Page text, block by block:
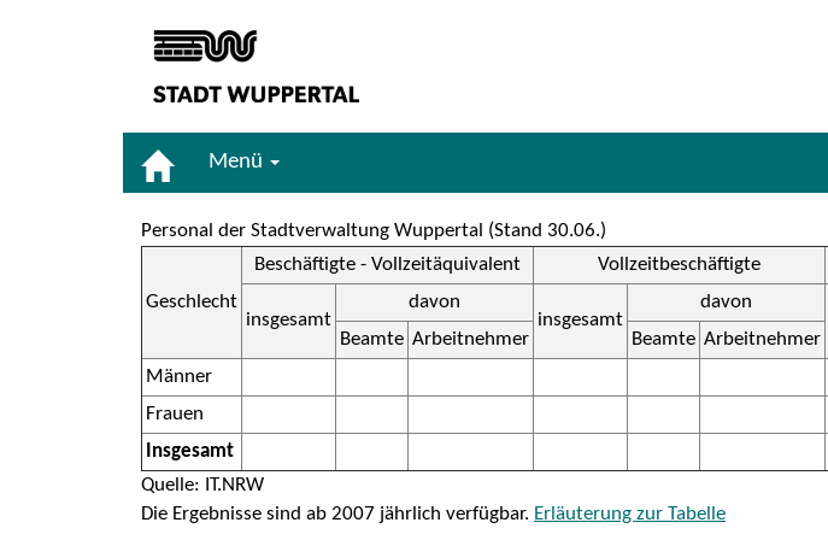
Menü
Personal der Stadtverwaltung Wuppertal (Stand 30.06.)
Geschlecht
Beschäftigte - Vollzeitäquivalent Vollzeitbeschäftigte
insgesamt
davon
insgesamt
davon
Beamte Arbeitnehmer Beamte Arbeitnehmer
Männer
Frauen
Insgesamt
Quelle: IT.NRW
Die Ergebnisse sind ab 2007 jährlich verfügbar. Erläuterung zur Tabelle